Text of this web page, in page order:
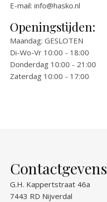
E-mail: info@hasko.nl
Openingstijden:
Maandag: GESLOTEN
Di-Wo-Vr 10:00 - 18:00
Donderdag 10:00 - 21:00
Zaterdag 10:00 - 17:00
Contactgevens
G.H. Kappertstraat 46a
7443 RD Nijverdal